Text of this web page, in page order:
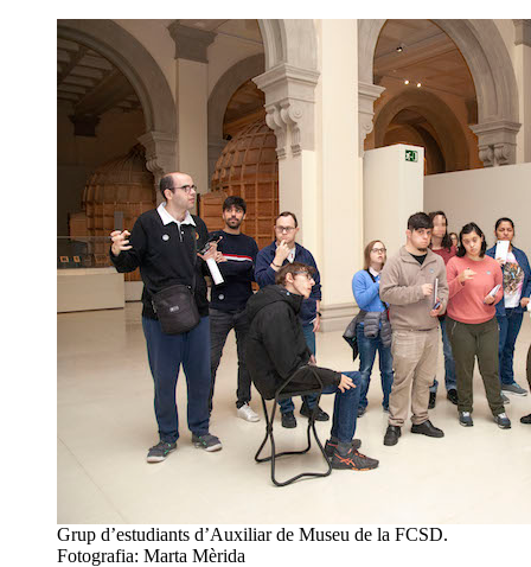
Grup d’estudiants d’Auxiliar de Museu de la FCSD.
Fotografia: Marta Mèrida